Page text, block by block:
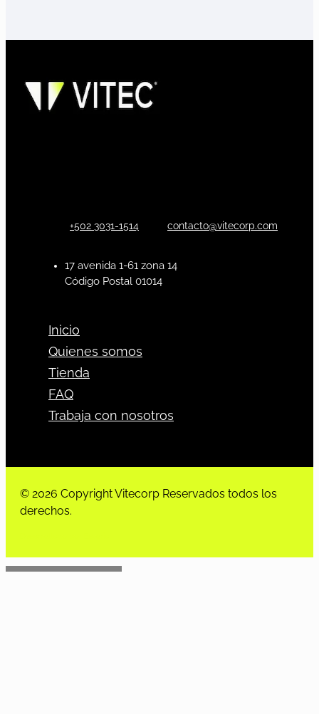
+502 3031-1514 contacto@vitecorp.com
17 avenida 1-61 zona 14
Código Postal 01014
Inicio
Quienes somos
Tienda
FAQ
Trabaja con nosotros
© 2026 Copyright Vitecorp Reservados todos los
derechos.